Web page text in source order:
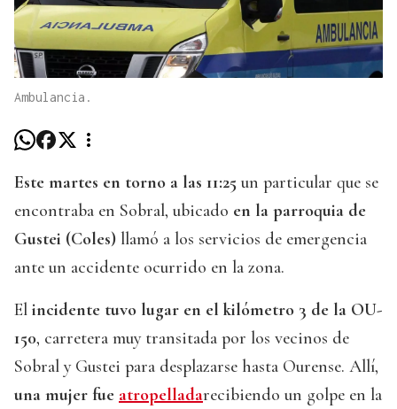
Ambulancia.
Este martes en torno a las 11:25 un particular que se
encontraba en Sobral, ubicado en la parroquia de
Gustei (Coles) llamó a los servicios de emergencia
ante un accidente ocurrido en la zona.
El incidente tuvo lugar en el kilómetro 3 de la OU-
150, carretera muy transitada por los vecinos de
Sobral y Gustei para desplazarse hasta Ourense. Allí,
una mujer fue atropelladarecibiendo un golpe en la